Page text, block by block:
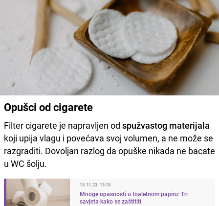
Opušci od cigarete
Filter cigarete je napravljen od spužvastog materijala
koji upija vlagu i povećava svoj volumen, a ne može se
razgraditi. Dovoljan razlog da opuške nikada ne bacate
u WC šolju.
15.11.23. 13:15
Mnoge opasnosti u toaletnom papiru: Tri
savjeta kako se zaštititi